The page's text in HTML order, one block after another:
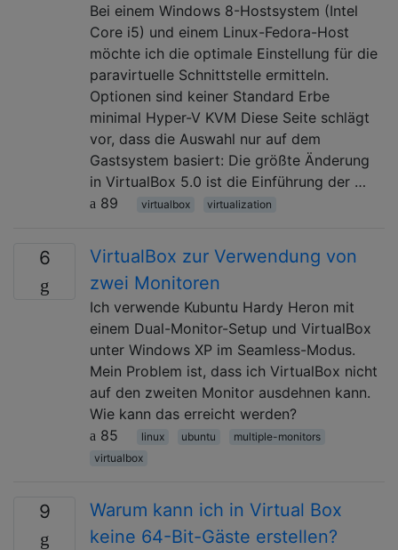
Bei einem Windows 8-Hostsystem (Intel
Core i5) und einem Linux-Fedora-Host
möchte ich die optimale Einstellung für die
paravirtuelle Schnittstelle ermitteln.
Optionen sind keiner Standard Erbe
minimal Hyper-V KVM Diese Seite schlägt
vor, dass die Auswahl nur auf dem
Gastsystem basiert: Die größte Änderung
in VirtualBox 5.0 ist die Einführung der …
89
virtualbox virtualization
6
VirtualBox zur Verwendung von
zwei Monitoren
Ich verwende Kubuntu Hardy Heron mit
einem Dual-Monitor-Setup und VirtualBox
unter Windows XP im Seamless-Modus.
Mein Problem ist, dass ich VirtualBox nicht
auf den zweiten Monitor ausdehnen kann.
Wie kann das erreicht werden?
85
linux ubuntu
multiple-monitors
virtualbox
9
Warum kann ich in Virtual Box
keine 64-Bit-Gäste erstellen?